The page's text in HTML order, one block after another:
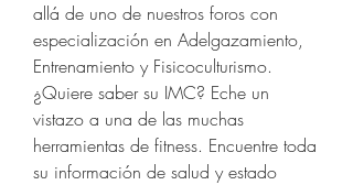
allá de uno de nuestros foros con
especialización en Adelgazamiento,
Entrenamiento y Fisicoculturismo.
¿Quiere saber su IMC? Eche un
vistazo a una de las muchas
herramientas de fitness. Encuentre toda
su información de salud y estado